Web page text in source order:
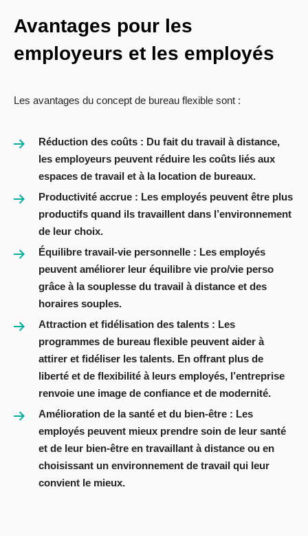
Avantages pour les
employeurs et les employés
Les avantages du concept de bureau flexible sont :
Réduction des coûts : Du fait du travail à distance,
les employeurs peuvent réduire les coûts liés aux
espaces de travail et à la location de bureaux.
Productivité accrue : Les employés peuvent être plus
productifs quand ils travaillent dans l’environnement
de leur choix.
Équilibre travail-vie personnelle : Les employés
peuvent améliorer leur équilibre vie pro/vie perso
grâce à la souplesse du travail à distance et des
horaires souples.
Attraction et fidélisation des talents : Les
programmes de bureau flexible peuvent aider à
attirer et fidéliser les talents. En offrant plus de
liberté et de flexibilité à leurs employés, l’entreprise
renvoie une image de confiance et de modernité.
Amélioration de la santé et du bien-être : Les
employés peuvent mieux prendre soin de leur santé
et de leur bien-être en travaillant à distance ou en
choisissant un environnement de travail qui leur
convient le mieux.